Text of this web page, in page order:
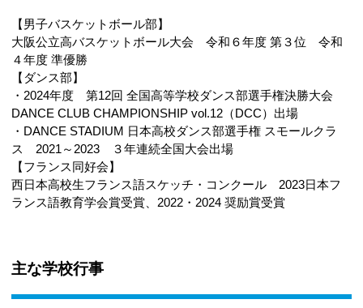
【男子バスケットボール部】
大阪公立高バスケットボール大会 令和６年度 第３位 令和
４年度 準優勝
【ダンス部】
・2024年度 第12回 全国高等学校ダンス部選手権決勝大会
DANCE CLUB CHAMPIONSHIP vol.12（DCC）出場
・DANCE STADIUM 日本高校ダンス部選手権 スモールクラ
ス 2021～2023 ３年連続全国大会出場
【フランス同好会】
西日本高校生フランス語スケッチ・コンクール 2023日本フ
ランス語教育学会賞受賞、2022・2024 奨励賞受賞
主な学校行事